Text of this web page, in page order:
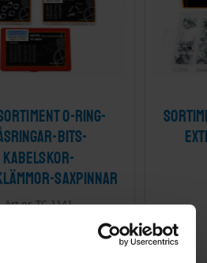
O-ring-
Bits-
Kabelskor-
Saxpinnar
TC-1141